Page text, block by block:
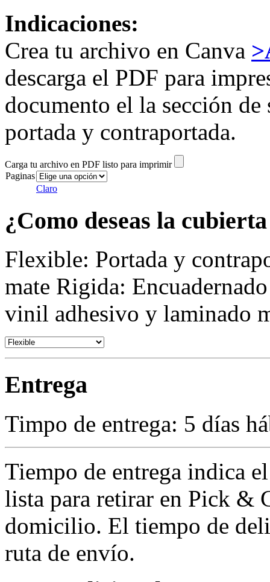
Indicaciones:
Crea tu archivo en Canva
descarga el PDF para
documento el la sección
portada y contraportada.
Carga tu archivo en PDF listo para imprimir
Paginas
Claro
¿Como deseas la
Flexible: Portada y
mate Rigida:
vinil adhesivo y laminado
Entrega
Timpo de entrega: 5 días
Tiempo de entrega indica
lista para retirar en Pick &
domicilio. El tiempo de
ruta de envío.